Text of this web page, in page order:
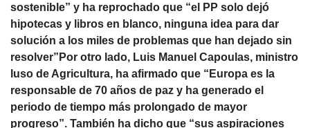
sostenible” y ha reprochado que “el PP solo dejó
hipotecas y libros en blanco, ninguna idea para dar
solución a los miles de problemas que han dejado sin
resolver”Por otro lado, Luis Manuel Capoulas, ministro
luso de Agricultura, ha afirmado que “Europa es la
responsable de 70 años de paz y ha generado el
periodo de tiempo más prolongado de mayor
progreso”. También ha dicho que “sus aspiraciones